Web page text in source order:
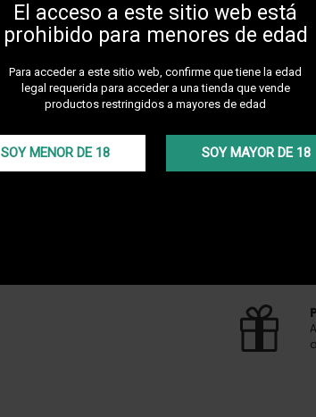
El acceso a este sitio web está
prohibido para menores de edad
Para acceder a este sitio web, confirme que tiene la edad
legal requerida para acceder a una tienda que vende
productos restringidos a mayores de edad
SOY MENOR DE 18 SOY MAYOR DE 18